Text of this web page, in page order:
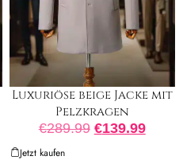
Luxuriöse beige Jacke mit
Pelzkragen
€289.99 €139.99
Jetzt kaufen